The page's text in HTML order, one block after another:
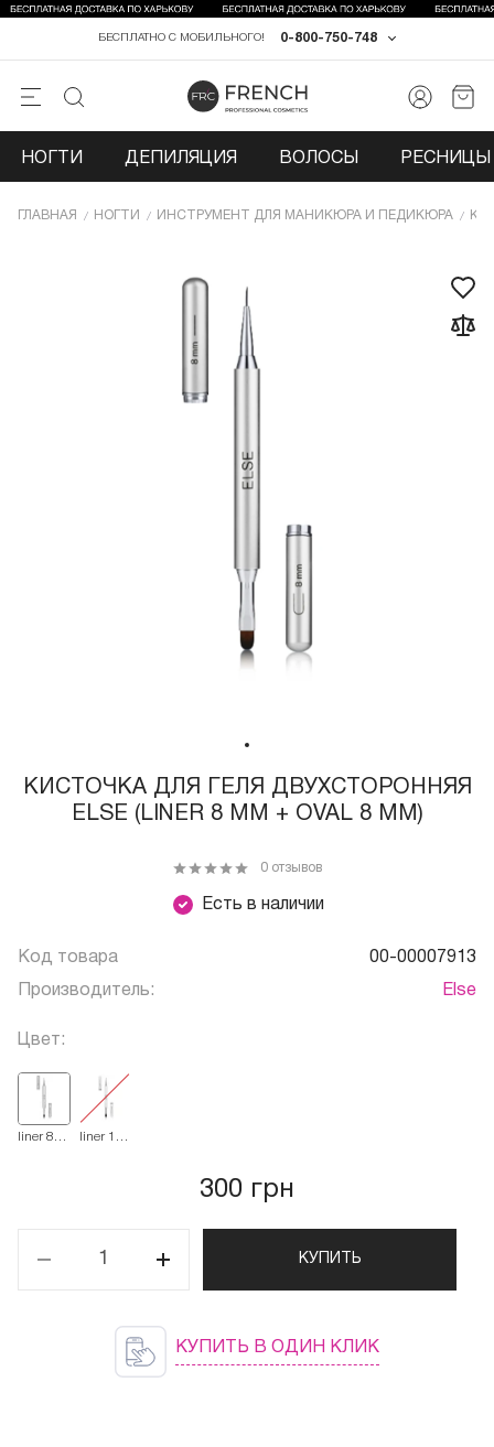
0-800-750-748
БЕСПЛАТНО С МОБИЛЬНОГО!
НОГТИ ДЕПИЛЯЦИЯ ВОЛОСЫ РЕСНИЦЫ
ГЛАВНАЯ НОГТИ ИНCТРУМЕНТ ДЛЯ МАНИКЮРА И ПЕДИКЮРА
КИСТОЧКА ДЛЯ ГЕЛЯ ДВУХСТОРОННЯЯ
ELSE (LINER 8 MM + OVAL 8 MM)
Есть в наличии
0 отзывов
Код товара 00-00007913
Производитель: Else
Цвет:
liner 8
liner 11
300 грн
КУПИТЬ
КУПИТЬ В ОДИН КЛИК